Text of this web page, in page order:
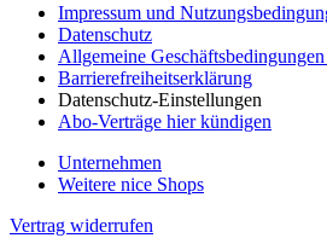
Impressum und
Datenschutz
Allgemeine
Barrierefreiheitserklärung
Datenschutz-Einstellungen
Abo-Verträge hier kündigen
Unternehmen
Weitere nice Shops
Vertrag widerrufen